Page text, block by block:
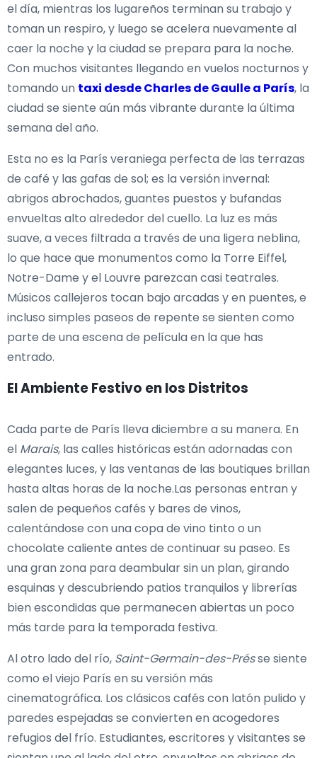
el día, mientras los lugareños terminan su trabajo y
toman un respiro, y luego se acelera nuevamente al
caer la noche y la ciudad se prepara para la noche.
Con muchos visitantes llegando en vuelos nocturnos y
tomando un taxi desde Charles de Gaulle a París, la
ciudad se siente aún más vibrante durante la última
semana del año.
Esta no es la París veraniega perfecta de las terrazas
de café y las gafas de sol; es la versión invernal:
abrigos abrochados, guantes puestos y bufandas
envueltas alto alrededor del cuello. La luz es más
suave, a veces filtrada a través de una ligera neblina,
lo que hace que monumentos como la Torre Eiffel,
Notre-Dame y el Louvre parezcan casi teatrales.
Músicos callejeros tocan bajo arcadas y en puentes, e
incluso simples paseos de repente se sienten como
parte de una escena de película en la que has
entrado.
El Ambiente Festivo en los Distritos
Cada parte de París lleva diciembre a su manera. En
el Marais, las calles históricas están adornadas con
elegantes luces, y las ventanas de las boutiques brillan
hasta altas horas de la noche.Las personas entran y
salen de pequeños cafés y bares de vinos,
calentándose con una copa de vino tinto o un
chocolate caliente antes de continuar su paseo. Es
una gran zona para deambular sin un plan, girando
esquinas y descubriendo patios tranquilos y librerías
bien escondidas que permanecen abiertas un poco
más tarde para la temporada festiva.
Al otro lado del río, Saint-Germain-des-Présse siente
como el viejo París en su versión más
cinematográfica. Los clásicos cafés con latón pulido y
paredes espejadas se convierten en acogedores
refugios del frío. Estudiantes, escritores y visitantes se